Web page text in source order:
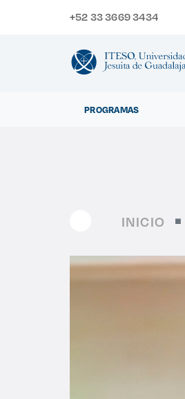
+52 33 3669 3434
PROGRAMAS
INICIO